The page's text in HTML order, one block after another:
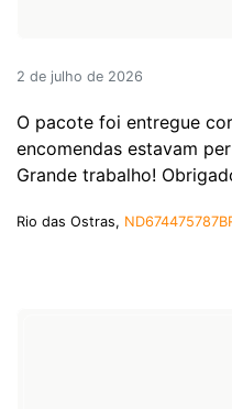
2 de julho de 2026
O pacote foi entregue
encomendas estavam
Grande trabalho!
Rio das Ostras,